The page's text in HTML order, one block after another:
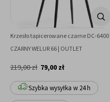
Krzesło tapicerowane czarne DC-6400
CZARNY WELUR 66 | OUTLET
79,00 zł
219,00 zł
Szybka wysyłka w 24 h